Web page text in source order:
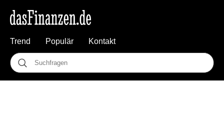
Trend Populär Kontakt